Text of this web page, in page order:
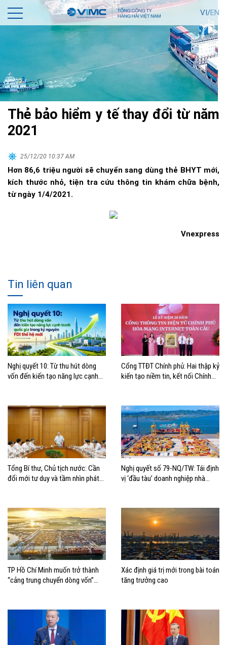
VI/EN
Thẻ bảo hiểm y tế thay đổi từ năm
2021
25/12/20 10:37 AM
Hơn 86,6 triệu người sẽ chuyển sang dùng thẻ BHYT mới,
kích thước nhỏ, tiện tra cứu thông tin khám chữa bệnh,
từ ngày 1/4/2021.
Vnexpress
Tin liên quan
Nghị quyết 10: Từ thu hút dòng
vốn đến kiến tạo năng lực cạnh
Cổng TTĐT Chính phủ: Hai thập kỷ
kiến tạo niềm tin, kết nối Chính
Tổng Bí thư, Chủ tịch nước: Cần
đổi mới tư duy và tầm nhìn phát
Nghị quyết số 79-NQ/TW: Tái định
vị ‘đầu tàu’ doanh nghiệp nhà
TP Hồ Chí Minh muốn trở thành
“cảng trung chuyển dòng vốn”
Xác định giá trị mới trong bài toán
tăng trưởng cao